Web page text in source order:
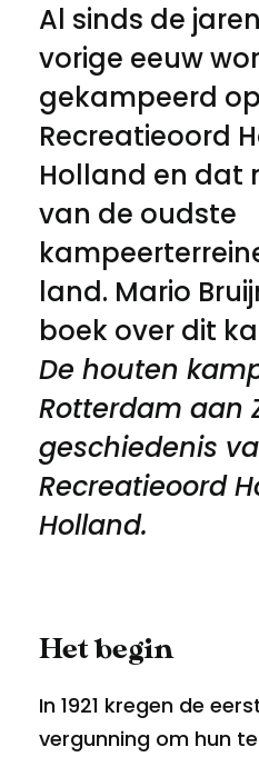
Al sinds de
vorige eeuw
gekampeerd op
Recreatieoord
Holland en dat
van de oudste
land. Mario
boek over dit
De houten
Rotterdam aan
geschiedenis
Recreatieoord
Holland.
Het begin
In 1921 kregen de
vergunning om hun